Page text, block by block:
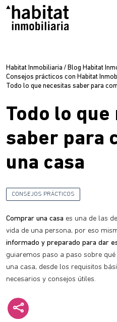
Habitat Inmobiliaria / Blog Habitat
Consejos prácticos con Habitat
Todo lo que necesitas saber para
Todo lo que
saber para
una casa
CONSEJOS PRÁCTICOS
Comprar una casa es una de las
vida de una persona, por eso
informado y preparado para dar
guiaremos paso a paso sobre
una casa, desde los requisitos
necesarios y consejos útiles.